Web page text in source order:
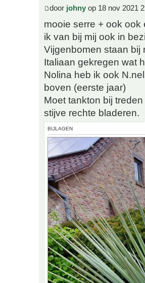
door johny op 18 nov 2021
mooie serre + ook
ik van bij mij ook in
Vijgenbomen staan bij
Italiaan gekregen wat
Nolina heb ik ook
boven (eerste jaar)
Moet tankton bij
stijve rechte bladeren.
BIJLAGEN